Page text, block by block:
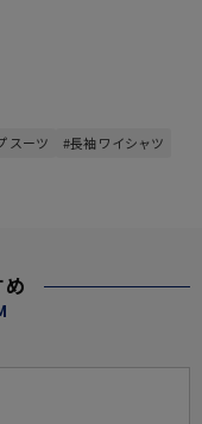
スーツ
#長袖 ワイシャツ